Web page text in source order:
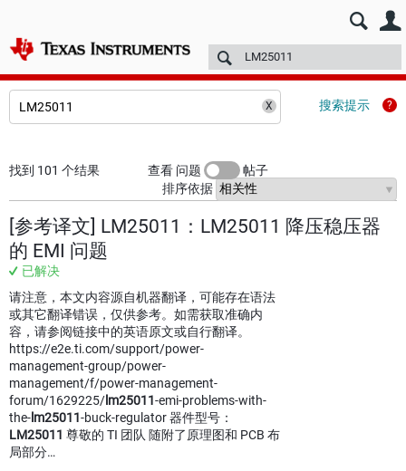
E2E™ 中文设计支持 > 技术文章 TI 培训
搜索提示
找到 101 个结果 查看 问题
帖子
排序依据
[参考译文] LM25011：LM25011 降压稳压器
的 EMI 问题
已解决
请注意，本文内容源自机器翻译，可能存在语法
或其它翻译错误，仅供参考。如需获取准确内
容，请参阅链接中的英语原文或自行翻译。
https://e2e.ti.com/support/power-
management-group/power-
management/f/power-management-
forum/1629225/ lm25011-emi-problems-with-
the- lm25011-buck-regulator 器件型号：
LM25011 尊敬的 TI 团队 随附了原理图和 PCB 布
局部分…